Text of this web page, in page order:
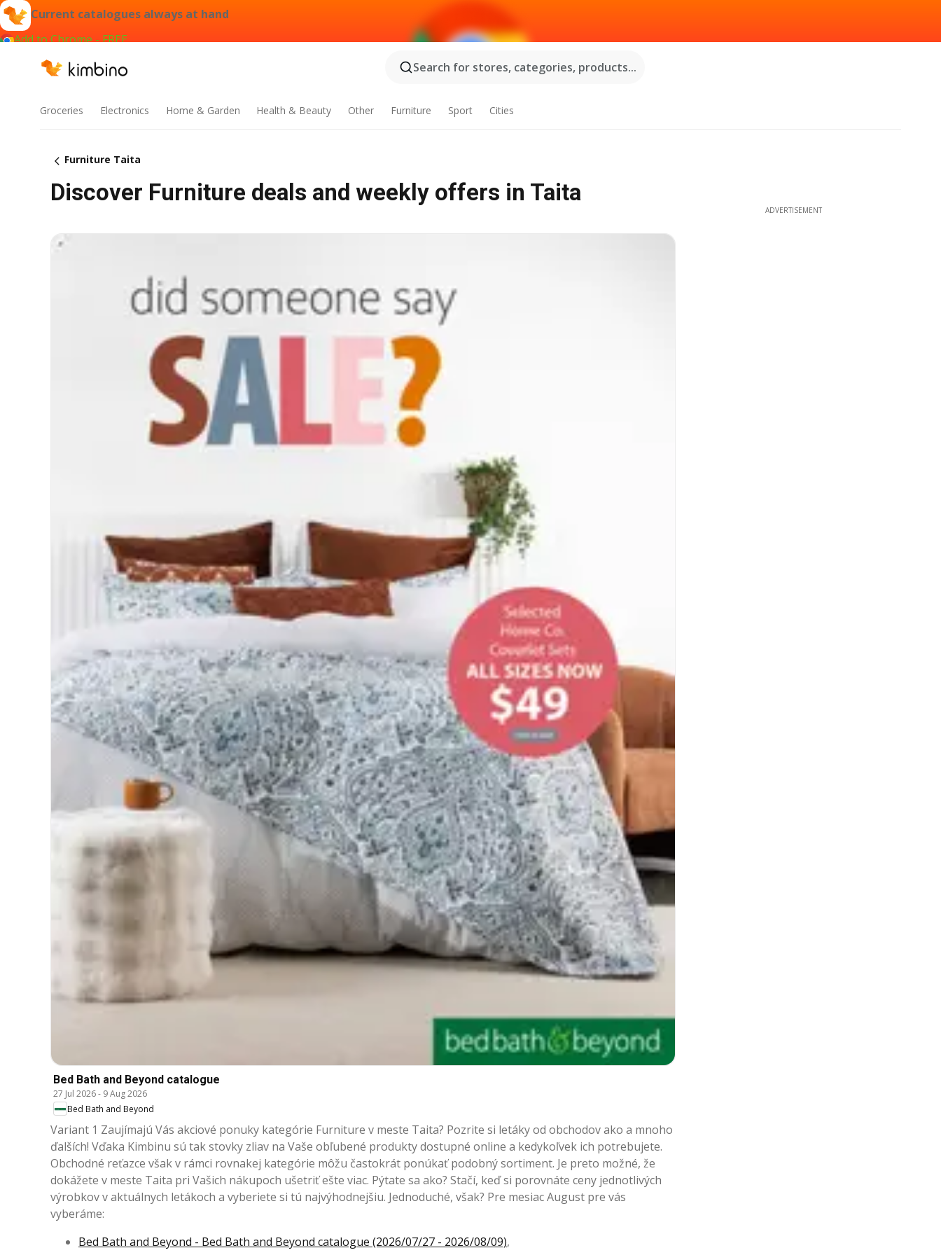
Current catalogues always at hand
Add to Chrome - FREE
Search for stores, categories, products...
Groceries Electronics Home & Garden Health & Beauty Other Furniture Sport Cities
Furniture Taita
Discover Furniture deals and weekly offers in Taita
Bed Bath and Beyond catalogue
27 Jul 2026- 9 Aug 2026
Bed Bath and Beyond
Variant 1 Zaujímajú Vás akciové ponuky kategórie Furniture v meste Taita? Pozrite si letáky od obchodov ako a mnoho
ďalších! Vďaka Kimbinu sú tak stovky zliav na Vaše obľubené produkty dostupné online a kedykoľvek ich potrebujete.
Obchodné reťazce však v rámci rovnakej kategórie môžu častokrát ponúkať podobný sortiment. Je preto možné, že
dokážete v meste Taita pri Vašich nákupoch ušetriť ešte viac. Pýtate sa ako? Stačí, keď si porovnáte ceny jednotlivých
výrobkov v aktuálnych letákoch a vyberiete si tú najvýhodnejšiu. Jednoduché, však? Pre mesiac August pre vás
vyberáme:
Bed Bath and Beyond - Bed Bath and Beyond catalogue (2026/07/27 - 2026/08/09),
ADVERTISEMENT